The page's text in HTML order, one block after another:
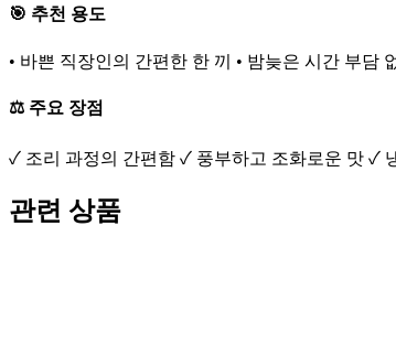
🎯 추천 용도
• 바쁜 직장인의 간편한 한 끼 • 밤늦은 시간 부담
⚖️ 주요 장점
✓ 조리 과정의 간편함 ✓ 풍부하고 조화로운 맛 ✓
관련 상품